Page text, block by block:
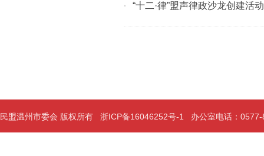
· “十二·律”盟声律政沙龙创建活
民盟温州市委会 版权所有 浙ICP备16046252号-1 办公室电话：